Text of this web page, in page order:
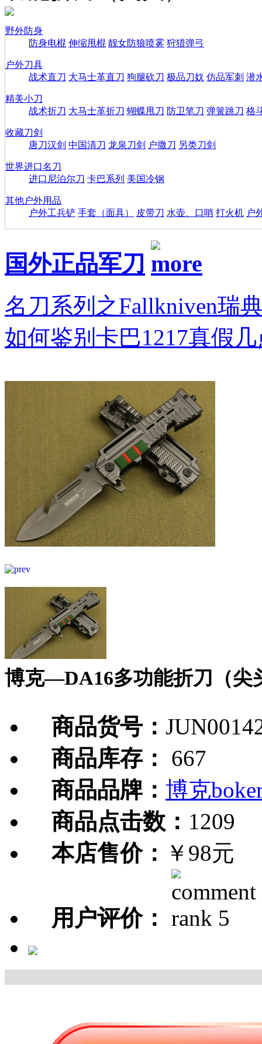
野外防身
防身电棍 伸缩甩棍 靓女防狼喷雾 狩猎弹弓
户外刀具
战术直刀 大马士革直刀 狗腿砍刀 极品刀奴 仿品军刺 潜
精美小刀
战术折刀 大马士革折刀 蝴蝶甩刀 防卫笔刀 弹簧跳刀 格
收藏刀剑
唐刀汉剑 中国清刀 龙泉刀剑 户撒刀 另类刀剑
世界进口名刀
进口尼泊尔刀 卡巴系列 美国冷钢
其他户外用品
户外工兵铲 手套（面具） 皮带刀 水壶、口哨 打火机 户
国外正品军刀
名刀系列之Fallkniven瑞
如何鉴别卡巴1217真假
博克—DA16多功能折刀（尖
商品货号：
商品库存：
667
商品品牌： 博克
商品点击数： 1209
本店售价： ￥98元
用户评价：